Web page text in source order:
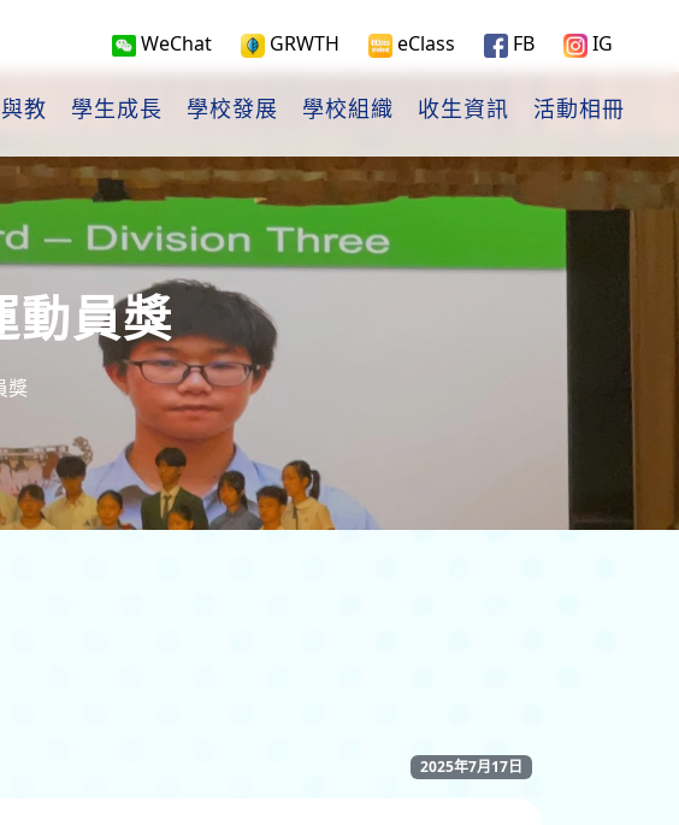
WeChat GRWTH eClass FB IG
教 學生成長 學校發展 學校組織 收生資訊 活動相冊
動員獎
獎
2025年7月17日